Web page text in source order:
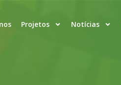
Projetos Notícias